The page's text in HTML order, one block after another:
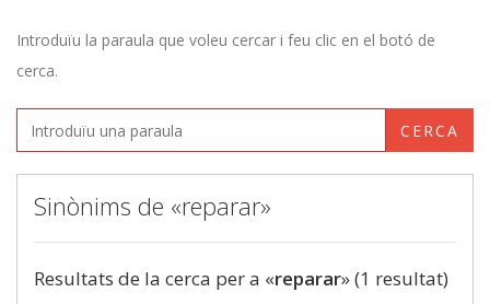
Introduïu la paraula que voleu cercar i feu clic en el botó de
cerca.
CERCA
Sinònims de «reparar»
Resultats de la cerca per a «reparar» (1 resultat)